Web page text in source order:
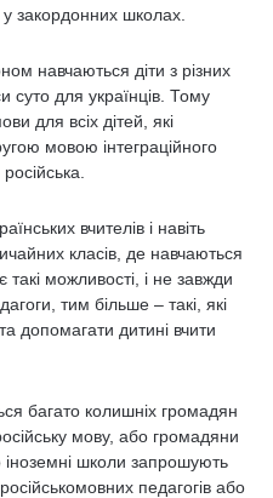
у закордонних школах.
навчаються діти з різних
суто для українців. Тому
для всіх дітей, які
мовою інтеграційного
вчителів і навіть
класів, де навчаються
можливості, і не завжди
тим більше – такі, які
допомагати дитині вчити
багато колишніх громадян
мову, або громадяни
іноземні школи запрошують
педагогів або